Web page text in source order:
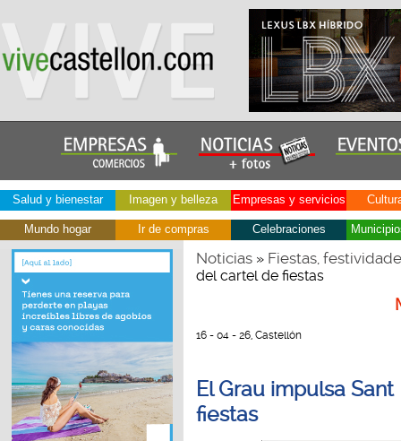
Salud y bienestar Imagen y belleza Empresas y servicios
Mundo hogar Ir de compras Celebraciones
Noticias» Fiestas,
del cartel de fiestas
16 - 04 - 26, Castellón
El Grau impulsa
fiestas